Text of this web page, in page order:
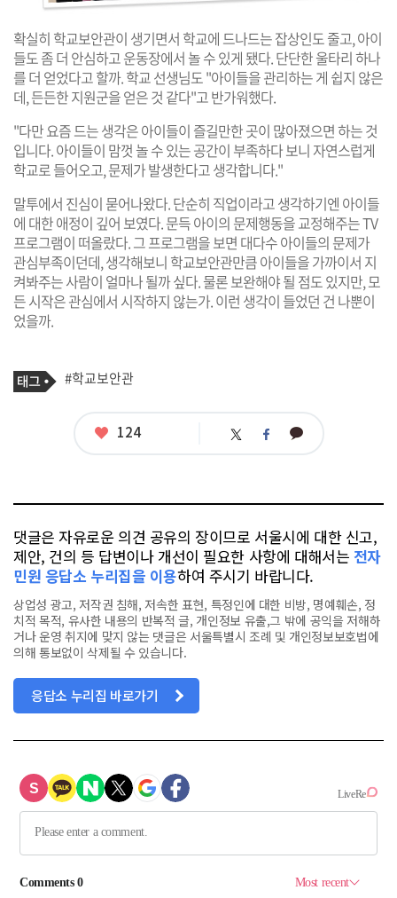
확실히 학교보안관이 생기면서 학교에 드나드는 잡상인도 줄고, 아이
들도 좀 더 안심하고 운동장에서 놀 수 있게 됐다. 단단한 울타리 하나
를 더 얻었다고 할까. 학교 선생님도 "아이들을 관리하는 게 쉽지 않은
데, 든든한 지원군을 얻은 것 같다"고 반가워했다.
"다만 요즘 드는 생각은 아이들이 즐길만한 곳이 많아졌으면 하는 것
입니다. 아이들이 맘껏 놀 수 있는 공간이 부족하다 보니 자연스럽게
학교로 들어오고, 문제가 발생한다고 생각합니다."
말투에서 진심이 묻어나왔다. 단순히 직업이라고 생각하기엔 아이들
에 대한 애정이 깊어 보였다. 문득 아이의 문제행동을 교정해주는 TV
프로그램이 떠올랐다. 그 프로그램을 보면 대다수 아이들의 문제가
관심부족이던데, 생각해보니 학교보안관만큼 아이들을 가까이서 지
켜봐주는 사람이 얼마나 될까 싶다. 물론 보완해야 될 점도 있지만, 모
든 시작은 관심에서 시작하지 않는가. 이런 생각이 들었던 건 나뿐이
었을까.
기
사
태
그
#학교보안관
좋
124 트 페 카
댓글은 자유로운 의견 공유의 장이므로 서울시에 대한 신고,
제안, 건의 등 답변이나 개선이 필요한 사항에 대해서는 전자
민원 응답소 누리집을 이용하여 주시기 바랍니다.
상업성 광고, 저작권 침해, 저속한 표현, 특정인에 대한 비방, 명예훼손, 정
치적 목적, 유사한 내용의 반복적 글, 개인정보 유출,그 밖에 공익을 저해하
거나 운영 취지에 맞지 않는 댓글은 서울특별시 조례 및 개인정보보호법에
의해 통보없이 삭제될 수 있습니다.
응답소 누리집 바로가기